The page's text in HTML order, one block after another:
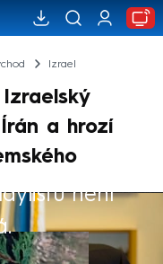
Izrael
a hrozí
není